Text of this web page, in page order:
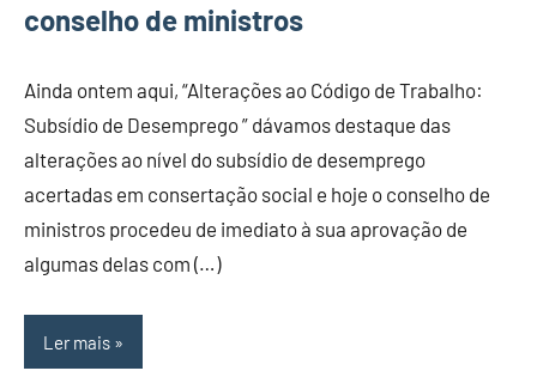
conselho de ministros
Ainda ontem aqui, “Alterações ao Código de Trabalho:
Subsídio de Desemprego ” dávamos destaque das
alterações ao nível do subsídio de desemprego
acertadas em consertação social e hoje o conselho de
ministros procedeu de imediato à sua aprovação de
algumas delas com (…)
Ler mais